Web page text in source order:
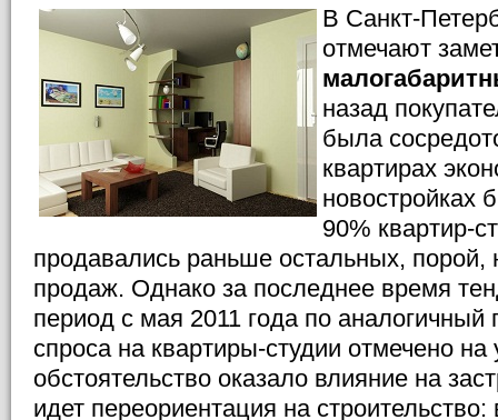
В Санкт-
отмечают
назад
была
квартирах
новостройках
90% квартир-
продавались раньше остальных, порой,
продаж. Однако за последнее время
период с мая 2011 года по аналогичный
спроса на квартиры-студии отмечено
обстоятельство оказало влияние на
идет переориентация на